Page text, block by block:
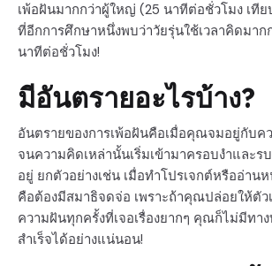
เพ้อฝันมากกว่าผู้ใหญ่ (25 นาทีต่อชั่วโมง เที
ที่อีกการศึกษาหนึ่งพบว่าวัยรุ่นใช้เวลาคิดมา
นาทีต่อชั่วโมง!
มีอันตรายอะไรบ้าง?
อันตรายของการเพ้อฝันคือเมื่อคุณจมอยู่กับค
จนความคิดเหล่านั้นเริ่มเข้ามาครอบงำและร
อยู่ ยกตัวอย่างเช่น เมื่อทำโปรเจกต์หรืออ่าน
คือต้องมีสมาธิจดจ่อ เพราะถ้าคุณปล่อยให้ตัว
ความฝันทุกครั้งที่เจอเรื่องยากๆ คุณก็ไม่มีทา
สำเร็จได้อย่างแน่นอน!